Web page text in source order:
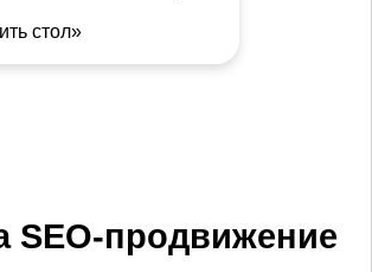
стол»
SEO-продвижение